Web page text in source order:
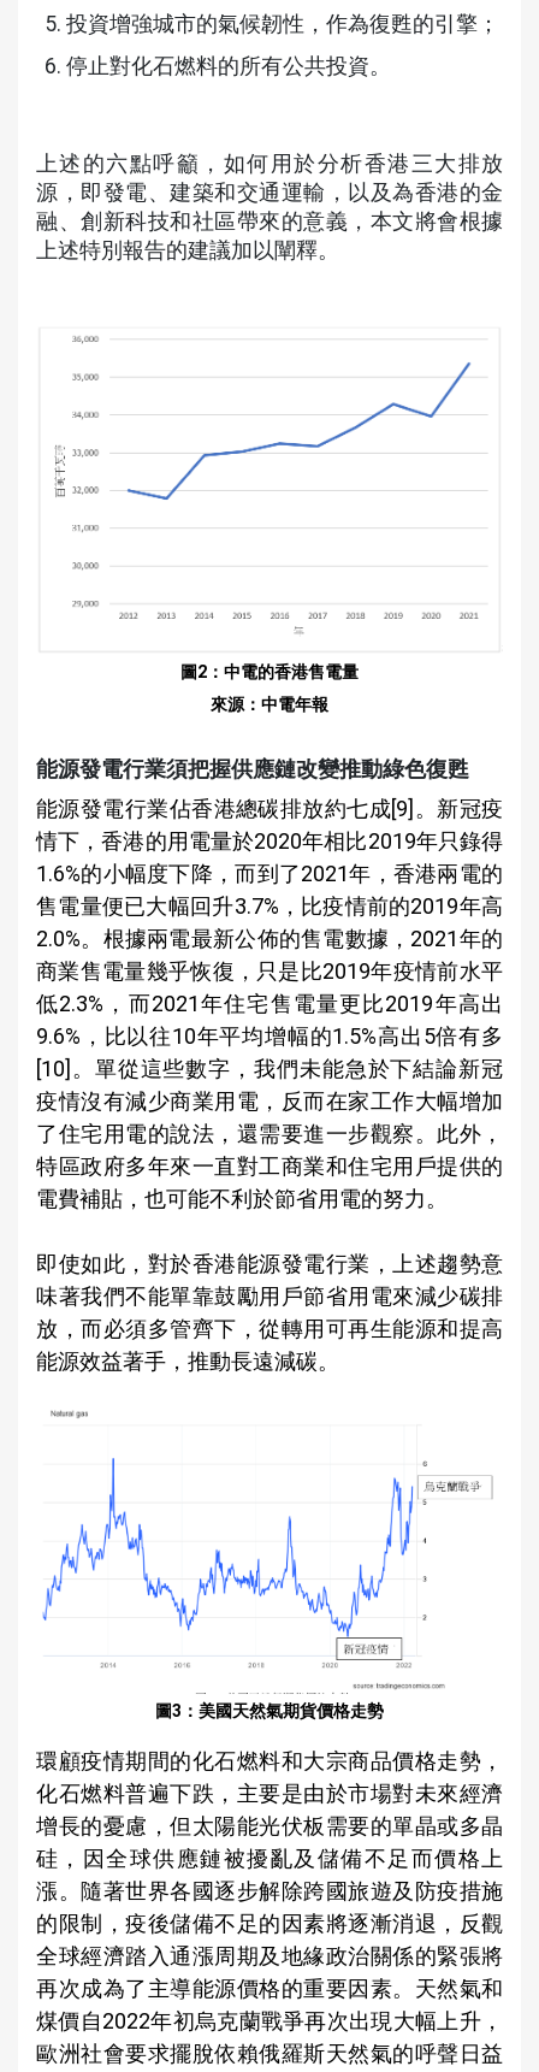
投資增強城市的氣候韌性，作為復甦的引擎；
停止對化石燃料的所有公共投資。
上述的六點呼籲，如何用於分析香港三大排放
源，即發電、建築和交通運輸，以及為香港的金
融、創新科技和社區帶來的意義，本文將會根據
上述特別報告的建議加以闡釋。
圖2：中電的香港售電量
來源：中電年報
能源發電行業須把握供應鏈改變推動綠色復甦
能源發電行業佔香港總碳排放約七成[9]。新冠疫
情下，香港的用電量於2020年相比2019年只錄得
1.6%的小幅度下降，而到了2021年，香港兩電的
售電量便已大幅回升3.7%，比疫情前的2019年高
2.0%。根據兩電最新公佈的售電數據，2021年的
商業售電量幾乎恢復，只是比2019年疫情前水平
低2.3%，而2021年住宅售電量更比2019年高出
9.6%，比以往10年平均增幅的1.5%高出5倍有多
[10]。單從這些數字，我們未能急於下結論新冠
疫情沒有減少商業用電，反而在家工作大幅增加
了住宅用電的說法，還需要進一步觀察。此外，
特區政府多年來一直對工商業和住宅用戶提供的
電費補貼，也可能不利於節省用電的努力。
即使如此，對於香港能源發電行業，上述趨勢意
味著我們不能單靠鼓勵用戶節省用電來減少碳排
放，而必須多管齊下，從轉用可再生能源和提高
能源效益著手，推動長遠減碳。
圖3：美國天然氣期貨價格走勢
環顧疫情期間的化石燃料和大宗商品價格走勢，
化石燃料普遍下跌，主要是由於市場對未來經濟
增長的憂慮，但太陽能光伏板需要的單晶或多晶
硅，因全球供應鏈被擾亂及儲備不足而價格上
漲。隨著世界各國逐步解除跨國旅遊及防疫措施
的限制，疫後儲備不足的因素將逐漸消退，反觀
全球經濟踏入通漲周期及地緣政治關係的緊張將
再次成為了主導能源價格的重要因素。天然氣和
煤價自2022年初烏克蘭戰爭再次出現大幅上升，
歐洲社會要求擺脫依賴俄羅斯天然氣的呼聲日益